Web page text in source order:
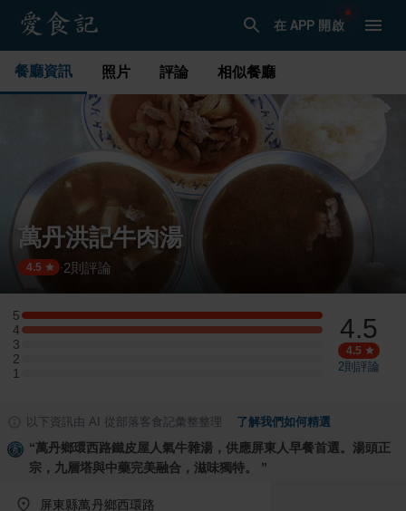
在 APP 開啟
餐廳資訊 照片 評論 相似餐廳
萬丹洪記牛肉湯
4.5 ·2 則評論
5
5 星：1 則評論
4
4 星：1 則評論
3
3 星：0 則評論
2
2 星：0 則評論
1
1 星：0 則評論
4.5
4.5
2則評論
以下資訊由 AI 從部落客食記彙整整理 了解我們如何精選
“萬丹鄉環西路鐵皮屋人氣牛雜湯，供應屏東人早餐首選。湯頭正
宗，九層塔與中藥完美融合，滋味獨特。 ”
屏東縣萬丹鄉西環路